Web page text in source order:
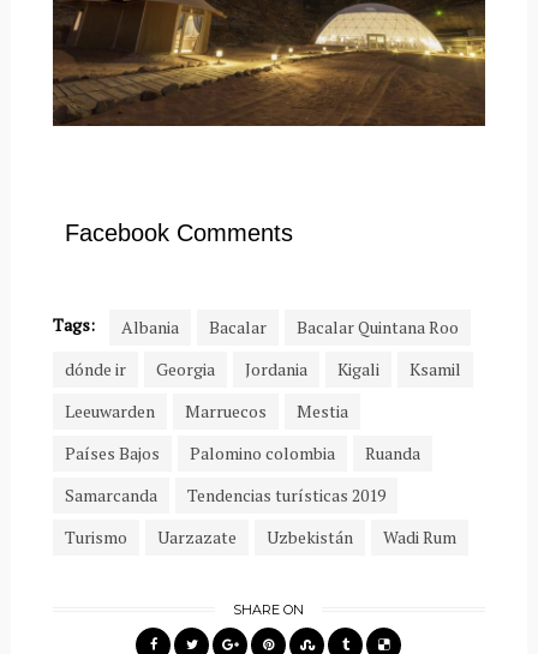
Facebook Comments
Tags: Albania Bacalar
Bacalar Quintana Roo
dónde ir
Georgia Jordania Kigali
Ksamil
Leeuwarden
Marruecos
Mestia
Países Bajos
Palomino colombia
Ruanda
Samarcanda
Tendencias turísticas 2019
Turismo
Uarzazate Uzbekistán Wadi Rum
SHARE ON